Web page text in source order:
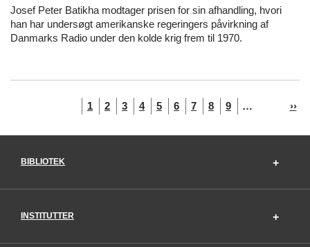
Josef Peter Batikha modtager prisen for sin afhandling, hvori
han har undersøgt amerikanske regeringers påvirkning af
Danmarks Radio under den kolde krig frem til 1970.
liste
Nuværende
side
1 Side
2 Side
3 Side
4 Side
5 Side
6 Side
7 Side
8 Side
9 … ››
BIBLIOTEK
INSTITUTTER